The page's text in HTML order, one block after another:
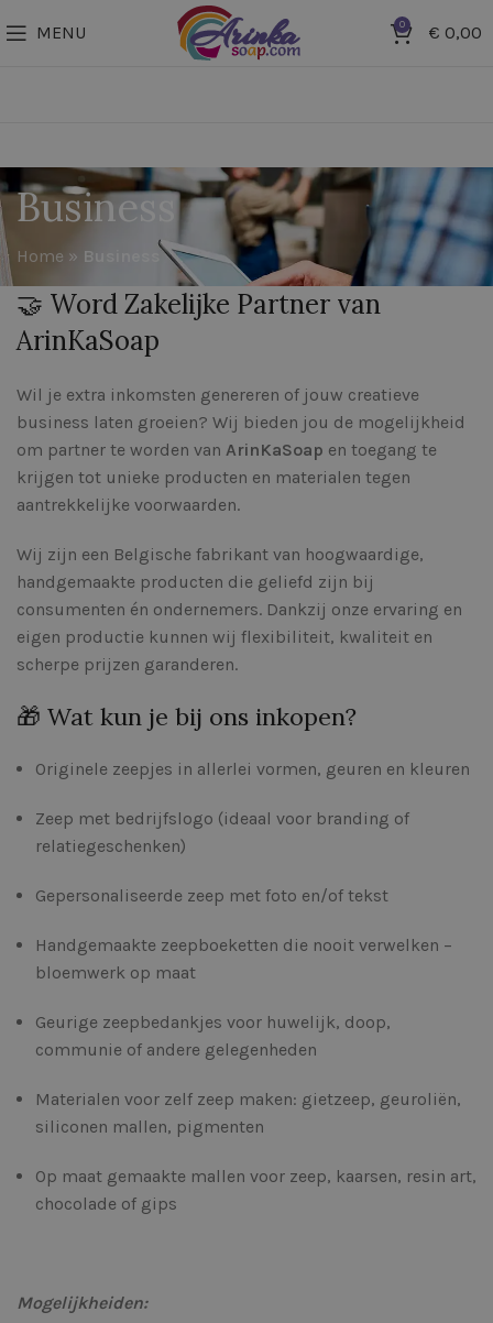
MENU 0 € 0,00
Business
Home » Business
🤝 Word Zakelijke Partner van
ArinKaSoap
Wil je extra inkomsten genereren of jouw creatieve
business laten groeien? Wij bieden jou de mogelijkheid
om partner te worden van ArinKaSoap en toegang te
krijgen tot unieke producten en materialen tegen
aantrekkelijke voorwaarden.
Wij zijn een Belgische fabrikant van hoogwaardige,
handgemaakte producten die geliefd zijn bij
consumenten én ondernemers. Dankzij onze ervaring en
eigen productie kunnen wij flexibiliteit, kwaliteit en
scherpe prijzen garanderen.
🎁 Wat kun je bij ons inkopen?
Originele zeepjes in allerlei vormen, geuren en kleuren
Zeep met bedrijfslogo (ideaal voor branding of
relatiegeschenken)
Gepersonaliseerde zeep met foto en/of tekst
Handgemaakte zeepboeketten die nooit verwelken –
bloemwerk op maat
Geurige zeepbedankjes voor huwelijk, doop,
communie of andere gelegenheden
Materialen voor zelf zeep maken: gietzeep, geuroliën,
siliconen mallen, pigmenten
Op maat gemaakte mallen voor zeep, kaarsen, resin art,
chocolade of gips
Mogelijkheiden: